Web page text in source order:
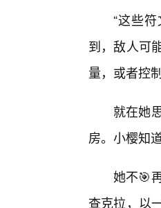
“这些
到，敌人可
量，或者控
就在她
房。小樱知
她不🎯
查克拉，以